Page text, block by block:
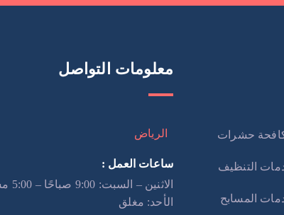
حشرات
التنظيف
المسابح
معلومات التواصل
الرياض
ساعات العمل :
الاثنين
الأحد: مغلق